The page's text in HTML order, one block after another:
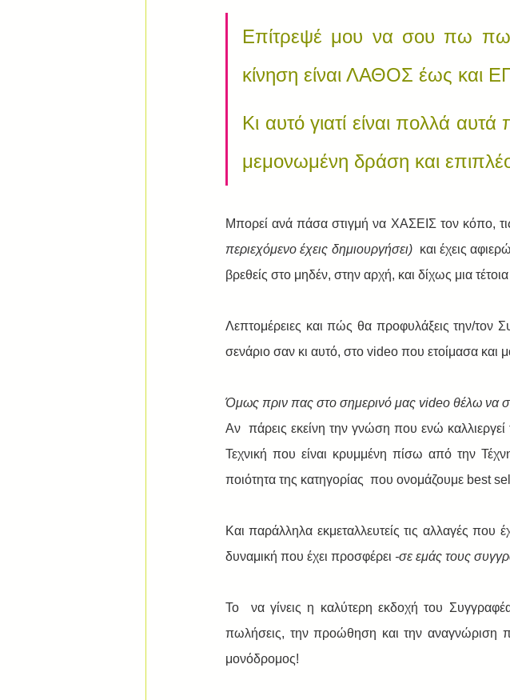
Επίτρεψέ μου να σου πω
κίνηση είναι ΛΑΘΟΣ έως και
Κι αυτό γιατί είναι πολλά
μεμονωμένη δράση και
Mπορεί ανά πάσα στιγμή να ΧΑΣΕΙΣ τον κόπο,
περιεχόμενο έχεις δημιουργήσει)
και έχεις
βρεθείς στο μηδέν, στην αρχή, και δίχως μια
Λεπτομέρειες και πώς θα προφυλάξεις την/τον
σενάριο σαν κι αυτό, στο video που ετοίμασα και
Όμως πριν πας στο σημερινό μας video θέλω να
Αν  πάρεις εκείνη την γνώση που ενώ
Τεχνική που είναι κρυμμένη πίσω από την
ποιότητα της κατηγορίας  που ονομάζουμε best
Και παράλληλα εκμεταλλευτείς τις αλλαγές που
δυναμική που έχει προσφέρει -σε εμάς τους
Το  να γίνεις η καλύτερη εκδοχή του
πωλήσεις, την προώθηση και την αναγνώριση
μονόδρομος!